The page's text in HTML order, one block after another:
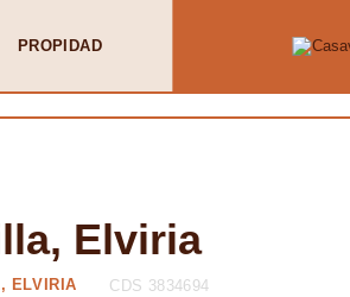
PROPIDAD
Elviria
ELVIRIA CDS 3834694